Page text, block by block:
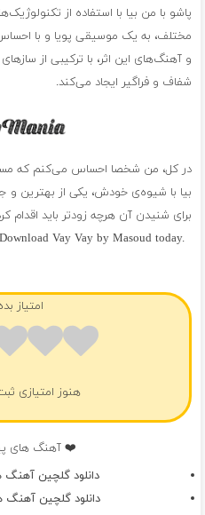
پاشو با من بیا با استفاده از
مختلف، به یک موسیقی پویا و با
و آهنگ‌های این اثر، با ترکیبی از
شفاف و فراگیر ایجاد می‌کند.
در کل، من شخصا احساس می‌کنم که
بیا با شیوه‌ی خودش، یکی از بهترین
برای شنیدن آن هرچه زودتر باید اقدام
Vay Vay by Masoud today.
امتیاز
هنوز امتیازی
❤️ آهنگ های
دانلود گلچین
دانلود گلچین